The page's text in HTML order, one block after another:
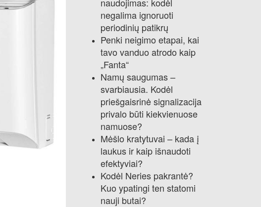
negalima ignoruoti
periodinių patikrų
Penki neigimo etapai, kai
tavo vanduo atrodo kaip
„Fanta“
Namų saugumas –
svarbiausia. Kodėl
priešgaisrinė signalizacija
privalo būti kiekvienuose
namuose?
Mėšlo kratytuvai – kada į
laukus ir kaip išnaudoti
efektyviai?
Kodėl Neries pakrantė?
Kuo ypatingi ten statomi
nauji butai?